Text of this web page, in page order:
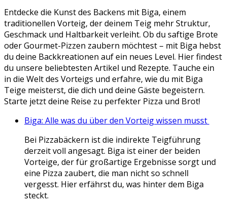
Entdecke die Kunst des Backens mit Biga, einem
traditionellen Vorteig, der deinem Teig mehr Struktur,
Geschmack und Haltbarkeit verleiht. Ob du saftige Brote
oder Gourmet-Pizzen zaubern möchtest – mit Biga hebst
du deine Backkreationen auf ein neues Level. Hier findest
du unsere beliebtesten Artikel und Rezepte. Tauche ein
in die Welt des Vorteigs und erfahre, wie du mit Biga
Teige meisterst, die dich und deine Gäste begeistern.
Starte jetzt deine Reise zu perfekter Pizza und Brot!
Biga: Alle was du über den Vorteig wissen musst
Bei Pizzabäckern ist die indirekte Teigführung
derzeit voll angesagt. Biga ist einer der beiden
Vorteige, der für großartige Ergebnisse sorgt und
eine Pizza zaubert, die man nicht so schnell
vergesst. Hier erfährst du, was hinter dem Biga
steckt.